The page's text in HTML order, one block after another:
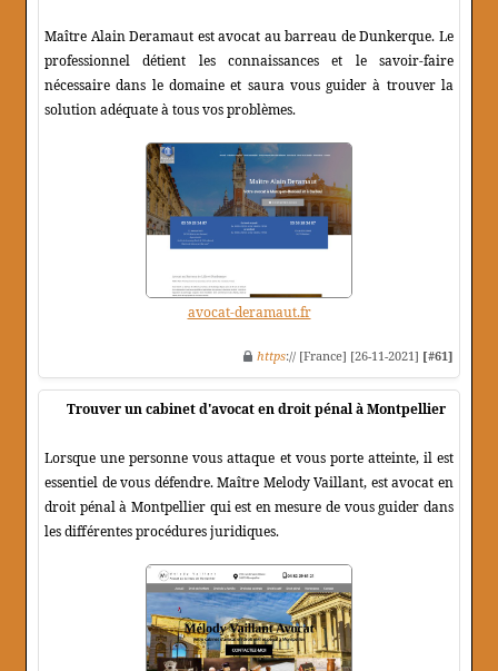
Maître Alain Deramaut est avocat au barreau de Dunkerque. Le
professionnel détient les connaissances et le savoir-faire
nécessaire dans le domaine et saura vous guider à trouver la
solution adéquate à tous vos problèmes.
avocat-deramaut.fr
https:// [France] [26-11-2021] [#61]
Trouver un cabinet d'avocat en droit pénal à Montpellier
Lorsque une personne vous attaque et vous porte atteinte, il est
essentiel de vous défendre. Maître Melody Vaillant, est avocat en
droit pénal à Montpellier qui est en mesure de vous guider dans
les différentes procédures juridiques.